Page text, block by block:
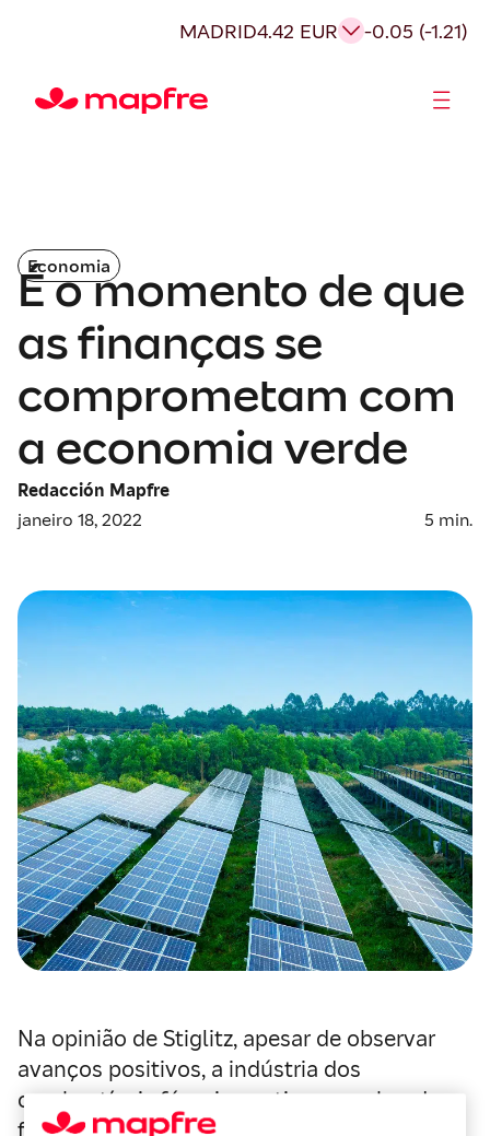
MADRID4.42 EUR -0.05 (-1.21)
Economia
É o momento de que
as finanças se
comprometam com
a economia verde
Redacción Mapfre
janeiro 18, 2022
5 min.
Na opinião de Stiglitz, apesar de observar
avanços positivos, a indústria dos
combustíveis fósseis continua recebendo